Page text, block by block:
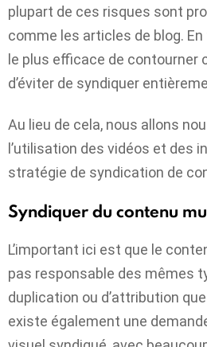
plupart de ces risques sont
comme les articles de blog.
le plus efficace de contourner
d’éviter de syndiquer
Au lieu de cela, nous allons
l’utilisation des vidéos et des
stratégie de syndication de
Syndiquer du contenu
L’important ici est que le
pas responsable des mêmes
duplication ou d’attribution
existe également une